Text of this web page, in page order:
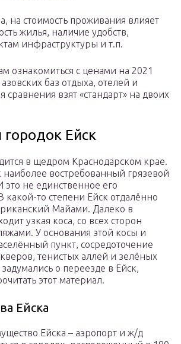
на стоимость проживания влияет
жилья, наличие удобств,
инфраструктуры и т.п.
ознакомиться с ценами на 2021
баз отдыха, отелей и
сравнения взят «стандарт» на двоих
Ейск
в щедром Краснодарском крае.
наиболее востребованный грязевой
это не единственное его
какой-то степени Ейск отдалённо
Майами. Далеко в
узкая коса, со всех сторон
У основания этой косы и
пункт, сосредоточение
тенистых аллей и зелёных
о переезде в Ейск,
этот материал.
Ейска
Ейска – аэропорт и ж/д